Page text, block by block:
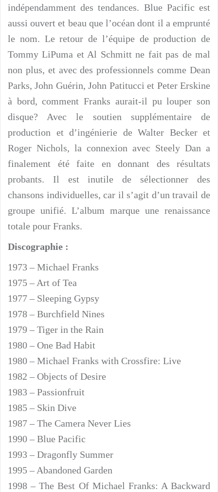
indépendamment des tendances. Blue Pacific est
aussi ouvert et beau que l’océan dont il a emprunté
le nom. Le retour de l’équipe de production de
Tommy LiPuma et Al Schmitt ne fait pas de mal
non plus, et avec des professionnels comme Dean
Parks, John Guérin, John Patitucci et Peter Erskine
à bord, comment Franks aurait-il pu louper son
disque? Avec le soutien supplémentaire de
production et d’ingénierie de Walter Becker et
Roger Nichols, la connexion avec Steely Dan a
finalement été faite en donnant des résultats
probants. Il est inutile de sélectionner des
chansons individuelles, car il s’agit d’un travail de
groupe unifié. L’album marque une renaissance
totale pour Franks.
Discographie :
1973 – Michael Franks
1975 – Art of Tea
1977 – Sleeping Gypsy
1978 – Burchfield Nines
1979 – Tiger in the Rain
1980 – One Bad Habit
1980 – Michael Franks with Crossfire: Live
1982 – Objects of Desire
1983 – Passionfruit
1985 – Skin Dive
1987 – The Camera Never Lies
1990 – Blue Pacific
1993 – Dragonfly Summer
1995 – Abandoned Garden
1998 – The Best Of Michael Franks: A Backward